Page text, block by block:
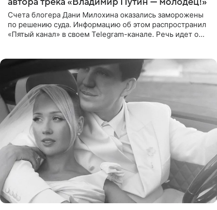
Счета блогера Дани Милохина оказались заморожены
по решению суда. Информацию об этом распространил
«Пятый канал» в своем Telegram-канале. Речь идет о